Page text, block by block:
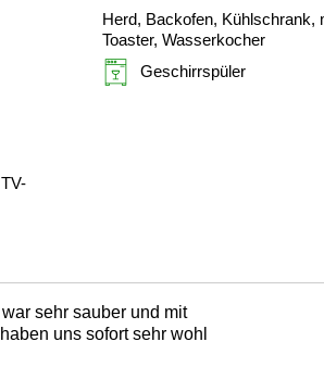
Herd, Backofen, Kühlschrank,
Toaster, Wasserkocher
Geschirrspüler
sehr sauber und mit
uns sofort sehr wohl